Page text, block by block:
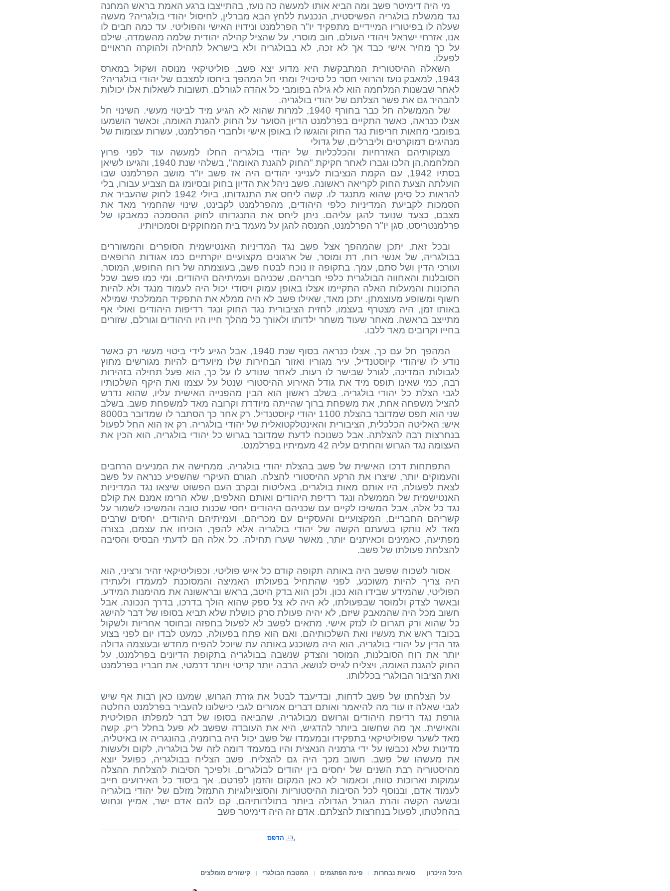
מי היה דימיטר פשב ומה הביא אותו למעשה כה נועז, בהתייצבו ברגע האמת בראש המחנה
נגד ממשלת בולגריה הפשיסטית, הנכנעת ללחץ הבא מברלין, לחיסול יהודי בולגריה? מעשה
שעלה לו בפיטוריו המיידיים מתפקיד יו"ר הפרלמנט ונידויו האישי והפוליטי. עד כמה חבים לו
אנו, אזרחי ישראל ויהודי העולם, חוב מוסרי, על שהציל קהילה יהודית שלמה מהשמדה, שילם
על כך מחיר אישי כבד אך לא זכה, לא בבולגריה ולא בישראל לתהילה ולהוקרה הראויים
לפעלו.
השאלה ההיסטורית המתבקשת היא מדוע יצא פשב, פוליטיקאי מנוסה ושקול במארס
1943, למאבק נועז והרואי חסר כל סיכוי? ומתי חל המהפך ביחסו למצבם של יהודי בולגריה?
לאחר שבשנות המלחמה הוא לא גילה בפומבי כל אהדה לגורלם. תשובות לשאלות אלו יכולות
להבהיר גם את פשר הצלתם של יהודי בולגריה.
של הממשלה חל כבר בחורף 1940, למרות שהוא לא הגיע מיד לביטוי מעשי. השינוי חל
אצלו כנראה, כאשר התקיים בפרלמנט הדיון הסוער על החוק להגנת האומה, וכאשר הושמעו
בפומבי מחאות חריפות נגד החוק והוגשו לו באופן אישי ולחברי הפרלמנט, עשרות עצומות של
מנהיגים דמוקרטים וליברלים, של גדולי
מצוקותיהם האזרחיות והכלכליות של יהודי בולגריה החלו למעשה עוד לפני פרוץ
המלחמה,הן הלכו וגברו לאחר חקיקת "החוק להגנת האומה", בשלהי שנת 1940, והגיעו לשיאן
בסתיו 1942, עם הקמת הנציבות לענייני יהודים היה אז פשב יו"ר מושב הפרלמנט שבו
הועלתה הצעת החוק לקריאה ראשונה. פשב ניהל את הדיון בחוק ובסיומו גם הצביע עבורו, בלי
להראות כל סימן שהוא מתנגד לו. קשה ליחס את התנגדותו, ביולי 1942 לחוק שהעביר את
הסמכות לקביעת המדיניות כלפי היהודים, מהפרלמנט לקבינט, שינוי שהחמיר מאד את
מצבם, כצעד שנועד להגן עליהם. ניתן ליחס את התנגדותו לחוק ההסמכה כמאבקו של
פרלמנטריסט, סגן יו"ר הפרלמנט, המנסה להגן על מעמד בית המחוקקים וסמכויותיו.
ובכל זאת, יתכן שהמהפך אצל פשב נגד המדיניות האנטישמית הסופרים והמשוררים
בבולגריה, של אנשי רוח, דת ומוסר, של ארגונים מקצועיים יוקרתיים כמו אגודות הרופאים
ועורכי הדין ושל סתם, עמך. בתקופה זו נוכח לבטח פשב, בעוצמתה של רוח החופש, המוסר,
הסובלנות והאחווה הבולגרית כלפי חבריהם, שכניהם ועמיתיהם היהודים. ומי כמו פשב שכל
התכונות והמעלות האלה התקיימו אצלו באופן עמוק ויסודי יכול היה לעמוד מנגד ולא להיות
חשוף ומשופע מעוצמתן. יתכן מאד, שאילו פשב לא היה ממלא את התפקיד הממלכתי שמילא
באותו זמן, היה מצטרף בעצמו, לחזית הציבורית נגד החוק ונגד רדיפות היהודים ואולי אף
מתייצב בראשה. מאחר שעוד משחר ילדותו ולאורך כל מהלך חייו היו היהודים וגורלם, שזורים
בחייו וקרובים מאד ללבו.
המהפך חל עם כך, אצלו כנראה בסוף
שנת 1940, אבל הגיע לידי ביטוי מעשי רק כאשר
נודע לו שיהודי קיוסטנדיל, עיר מגוריו ואזור הבחירות שלו מיועדים להיות מגורשים מחוץ
לגבולות המדינה, לגורל שבישר לו רעות. לאחר שנודע לו על כך, הוא פעל תחילה בזהירות
רבה, כמי שאינו תופס מיד את גודל האירוע ההיסטורי שנטל על עצמו ואת היקף השלכותיו
לגבי הצלת כל יהודי בולגריה. בשלב ראשון הוא הבין מהפנייה האישית עליו, שהוא נדרש
להציל משפחה אחת, את משפחת ברוך שהייתה מיודדת וקרובה מאד למשפחת פשב. בשלב
שני הוא תפס שמדובר בהצלת 1100 יהודי קיוסטנדיל. רק אחר כך הסתבר לו שמדובר ב8000
איש: האליטה הכלכלית, הציבורית והאינטלקטואלית של יהודי בולגריה. רק אז הוא החל לפעול
בנחרצות רבה להצלתה. אבל כשנוכח לדעת שמדובר בגרוש כל יהודי בולגריה, הוא הכין את
העצומה נגד הגרוש והחתים עליה 42 מעמיתיו בפרלמנט.
התפתחות דרכו האישית של פשב בהצלת יהודי בולגריה, ממחישה את המניעים הרחבים
והעמוקים יותר, שיצרו את הרקע ההיסטורי להצלה. הגורם העיקרי שהשפיע כנראה על פשב
לצאת לפעולה, היו אותם מאות בולגרים, באליטות ובקרב העם הפשוט שיצאו נגד המדיניות
האנטישמית של הממשלה ונגד רדיפת היהודים ואותם האלפים, שלא הרימו אמנם את קולם
נגד כל אלה, אבל המשיכו לקיים עם שכניהם היהודים יחסי שכנות טובה והמשיכו לשמור על
קשריהם החבריים, המקצועיים והעסקיים עם מכריהם, ועמיתיהם היהודים. יחסים שרבים
מאד לא נותקו בשעתם הקשה של יהודי בולגריה אלא להפך, הוכיחו את עצמם, בצורה
מפתיעה, כאמינים וכאיתנים יותר, מאשר שערו תחילה. כל אלה הם לדעתי הבסיס והסיבה
להצלחת פעולתו של פשב.
אסור לשכוח שפשב היה באותה תקופה קודם כל איש פוליטי. וכפוליטיקאי זהיר ורציני, הוא
היה צריך להיות משוכנע, לפני שהתחיל בפעולתו האמיצה והמסוכנת למעמדו ולעתידו
הפוליטי, שהמידע שבידו הוא נכון. ולכן הוא בדק היטב, בראש ובראשונה את מהימנות המידע.
ובאשר לצדק ולמוסר שבפעולתו, לא היה לא צל ספק שהוא הולך בדרכו, בדרך הנכונה. אבל
חשוב מכל היה שהמאבק שיזם, לא יהיה פעולת סרק כושלת שלא תביא בסופו של דבר להישג
כל שהוא ורק תגרום לו לנזק אישי. מתאים לפשב לא לפעול בחפזה ובחוסר אחריות ולשקול
בכובד ראש את מעשיו ואת השלכותיהם. ואם הוא פתח בפעולה, כמעט לבדו יום לפני בצוע
גזר הדין על יהודי בולגריה, הוא היה משוכנע באותה עת שיוכל להפיח מחדש ובעוצמה גדולה
יותר את רוח הסובלנות, המוסר והצדק שנשבה בבולגריה בתקופת הדיונים בפרלמנט, על
החוק להגנת האומה, ויצליח לגייס לנושא, הרבה יותר קריטי ויותר דרמטי, את חבריו בפרלמנט
ואת הציבור הבולגרי בכללותו.
על הצלחתו של פשב לדחות, ובדיעבד לבטל את גזרת הגרוש, שמענו כאן רבות אף שיש
לגבי שאלה זו עוד מה להיאמר ואותם דברים אמורים לגבי כישלונו להעביר בפרלמנט החלטה
גורפת נגד רדיפת היהודים וגרושם מבולגריה, שהביאה בסופו של דבר למפלתו הפוליטית
והאישית. אך מה שחשוב ביותר להדגיש, היא את העובדה שפשב לא פעל בחלל ריק. קשה
מאד לשער שפוליטיקאי בתפקידו ובמעמדו של פשב יכול היה ברומניה, בהונגריה או באיטליה,
מדינות שלא נכבשו על ידי גרמניה הנאצית והיו במעמד דומה לזה של בולגריה, לקום ולעשות
את מעשהו של פשב. חשוב מכך היה גם להצליח. פשב הצליח בבולגריה, כפועל יוצא
מהיסטוריה רבת השנים של יחסים בין יהודים לבולגרים, ולפיכך הסיבות להצלחת ההצלה
עמוקות וארוכות טווח, וכאמור לא כאן המקום והזמן לפרטם. אך ביסוד כל האירועים חייב
לעמוד אדם, ובנוסף לכל הסיבות ההיסטוריות והסוציולוגיות התמזל מזלם של יהודי בולגריה
ובשעה הקשה והרת הגורל הגדולה ביותר בתולדותיהם, קם להם אדם ישר, אמיץ ונחוש
בהחלטתו, לפעול בנחרצות להצלתם. אדם זה היה דימיטר פשב
הדפס
היכל הזיכרון סוגיות נבחרות פינת הפתגמים המטבח הבולגרי קישורים מומלצים